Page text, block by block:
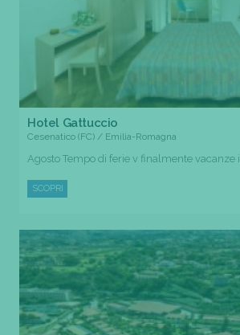
Hotel Gattuccio
Cesenatico (FC) / Emilia-Romagna
Agosto Tempo di ferie v finalmente vacanze
SCOPRI